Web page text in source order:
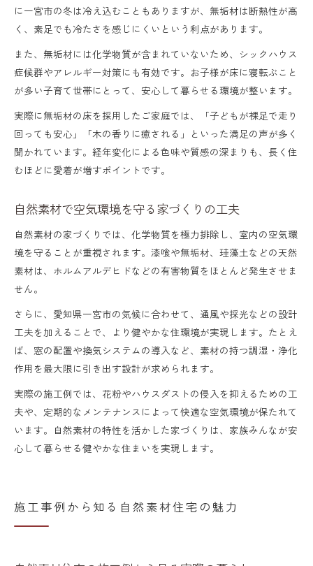
に一宮市の冬は冷え込むこともありますが、無垢材は断熱性が高
く、素足でも冷たさを感じにくいという利点があります。
また、無垢材には化学物質が含まれていないため、シックハウス
症候群やアレルギー対策にも有効です。お子様が床に寝転ぶこと
が多い子育て世帯にとって、安心して暮らせる環境が整います。
実際に無垢材の床を採用したご家庭では、「子どもが裸足で走り
回っても安心」「木の香りに癒される」といった満足の声が多く
聞かれています。経年変化による色味や質感の深まりも、長く住
むほどに愛着が増すポイントです。
自然素材で空気環境を守る家づくりの工夫
自然素材の家づくりでは、化学物質を極力排除し、室内の空気環
境を守ることが重視されます。漆喰や無垢材、珪藻土などの天然
素材は、ホルムアルデヒドなどの有害物質をほとんど発生させま
せん。
さらに、愛知県一宮市の気候に合わせて、通風や採光などの設計
工夫を加えることで、より健やかな住環境が実現します。たとえ
ば、窓の配置や換気システムの導入など、素材の持つ調湿・浄化
作用を最大限に引き出す設計が求められます。
実際の施工例では、花粉やハウスダストの侵入を抑えるための工
夫や、定期的なメンテナンスによって快適な空気環境が保たれて
います。自然素材の特性を活かした家づくりは、家族みんなが安
心して暮らせる健やかな住まいを実現します。
施工事例から知る自然素材住宅の魅力